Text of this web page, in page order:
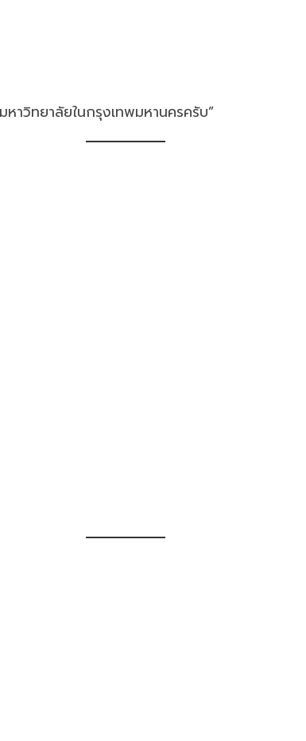
าวิทยาลัยในกรุงเทพมหานครครับ”